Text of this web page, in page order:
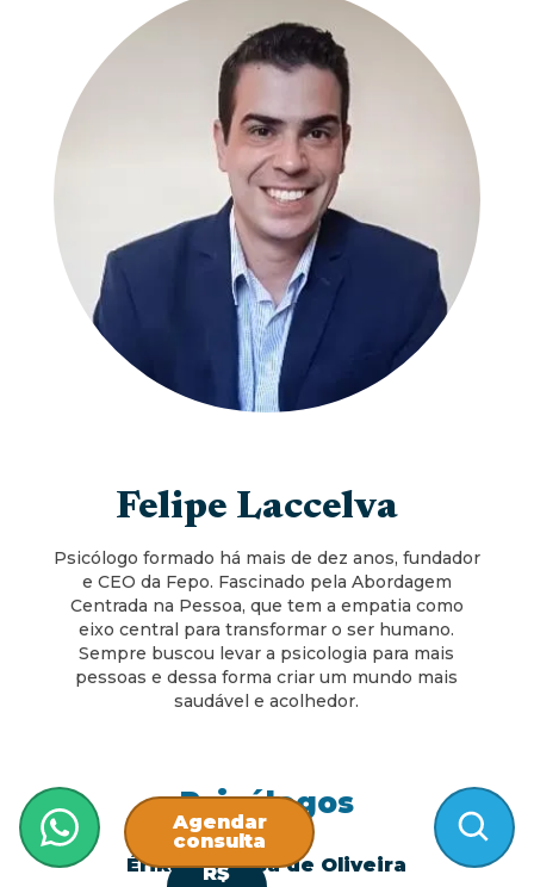
Felipe Laccelva
Psicólogo formado há mais de dez anos, fundador
e CEO da Fepo. Fascinado pela Abordagem
Centrada na Pessoa, que tem a empatia como
eixo central para transformar o ser humano.
Sempre buscou levar a psicologia para mais
pessoas e dessa forma criar um mundo mais
saudável e acolhedor.
Psicólogos
R$
Érika Barbosa de Oliveira
Agendar
consulta